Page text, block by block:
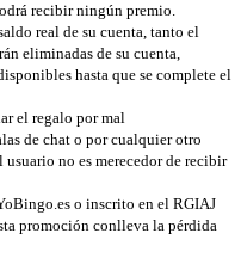
recibir ningún premio.
real de su cuenta, tanto el
eliminadas de su cuenta,
hasta que se complete el
el regalo por mal
de chat o por cualquier otro
no es merecedor de recibir
o inscrito en el RGIAJ
promoción conlleva la pérdida